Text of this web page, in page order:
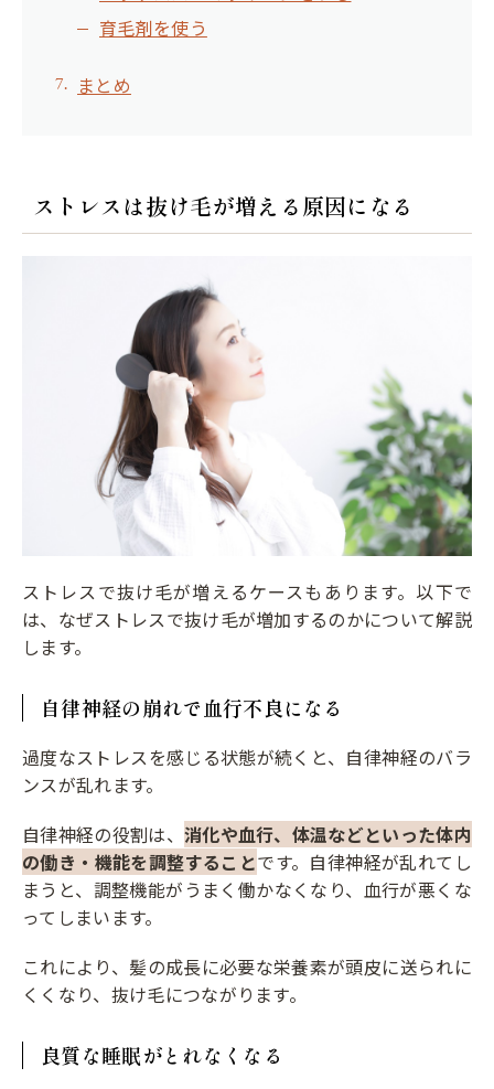
育毛剤を使う
まとめ
ストレスは抜け毛が増える原因になる
ストレスで抜け毛が増えるケースもあります。以下で
は、なぜストレスで抜け毛が増加するのかについて解説
します。
自律神経の崩れで血行不良になる
過度なストレスを感じる状態が続くと、自律神経のバラ
ンスが乱れます。
自律神経の役割は、 消化や血行、体温などといった体内
の働き・機能を調整することです。自律神経が乱れてし
まうと、調整機能がうまく働かなくなり、血行が悪くな
ってしまいます。
これにより、髪の成長に必要な栄養素が頭皮に送られに
くくなり、抜け毛につながります。
良質な睡眠がとれなくなる